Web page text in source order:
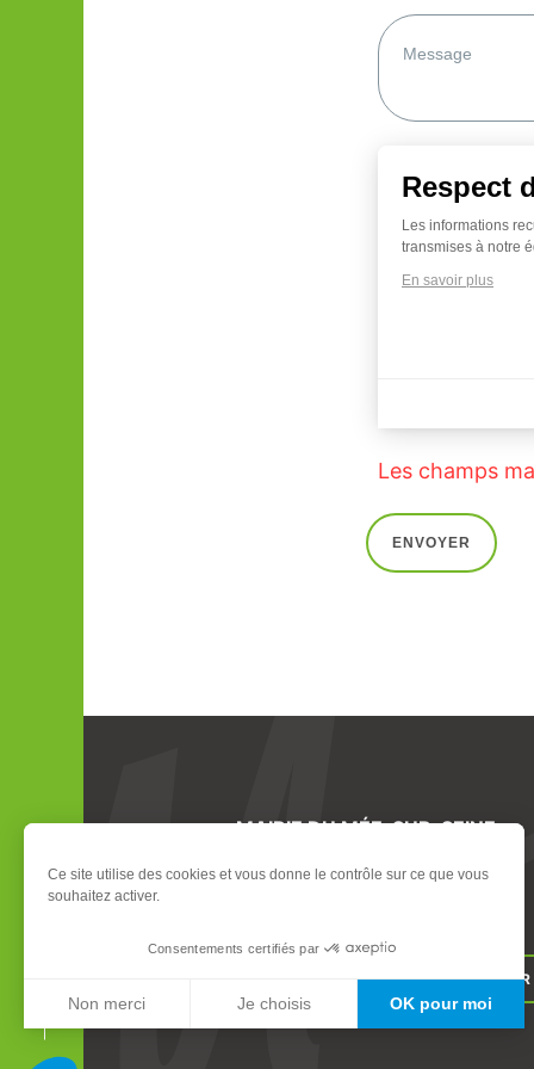
Respect
Les informations
transmises à notre
En savoir plus
Les champs
ENVOYER
MAIRIE DU MÉE-SUR-SEINE
NEWSLETTER
Ce site utilise des cookies et vous donne le contrôle sur ce que vous
souhaitez activer.
Consentements certifiés par
Non merci Je choisis OK pour moi
Axeptio consent
Plateforme de Gestion du Consentement :